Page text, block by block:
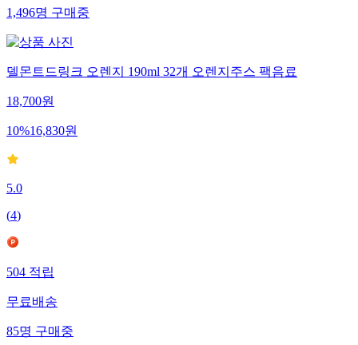
1,496명구매중
델몬트드링크 오렌지 190ml 32개 오렌지주스 팩음료
18,700원
10%16,830원
5.0
(4)
504적립
무료배송
85명구매중